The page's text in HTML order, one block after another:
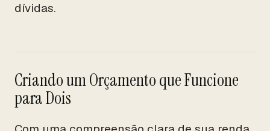
dívidas.
Criando um Orçamento que Funcione
para Dois